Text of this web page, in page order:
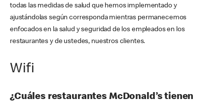
todas las medidas de salud que hemos implementado y
ajustándolas según corresponda mientras permanecemos
enfocados en la salud y seguridad de los empleados en los
restaurantes y de ustedes, nuestros clientes.
Wifi
¿Cuáles restaurantes McDonald’s tienen